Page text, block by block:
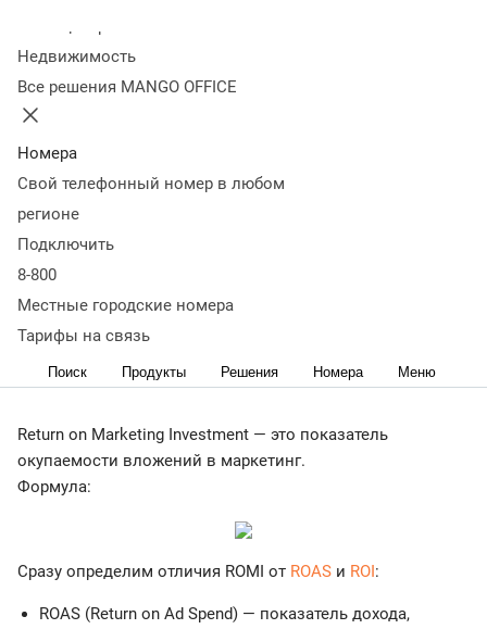
Недвижимость
Все решения MANGO OFFICE
Номера
Свой телефонный номер в любом
регионе
Подключить
8-800
Местные городские номера
Тарифы на связь
Поиск Продукты Решения Номера Меню
считать ROMI, формула расчета
ROMI
запомнить
← Журнал
Ни один владелец бизнеса не хотел бы вкладывать
деньги в рекламные инструменты, которые не приносят
положительного результата. Чтобы определить
целесообразность вложений в маркетинговую
кампанию, используйте ROMI. Рассказываем, что это за
Что такое ROMI
Return on Marketing Investment — это показатель
окупаемости вложений в маркетинг.
Формула:
Сразу определим отличия ROMI от ROAS и ROI :
ROAS (Return on Ad Spend) — показатель дохода,